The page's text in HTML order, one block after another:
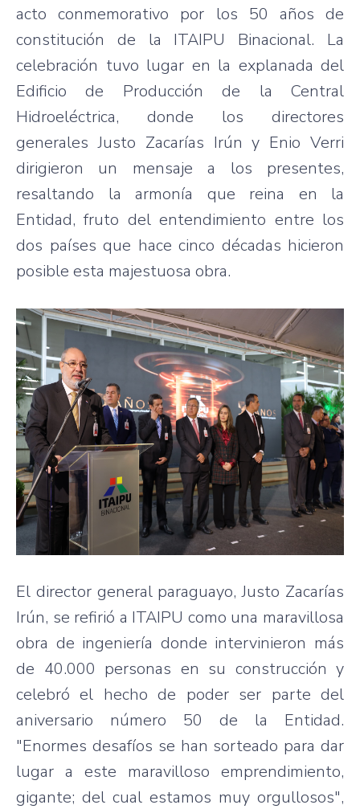
acto conmemorativo por los 50 años de
constitución de la ITAIPU Binacional. La
celebración tuvo lugar en la explanada del
Edificio de Producción de la Central
Hidroeléctrica, donde los directores
generales Justo Zacarías Irún y Enio Verri
dirigieron un mensaje a los presentes,
resaltando la armonía que reina en la
Entidad, fruto del entendimiento entre los
dos países que hace cinco décadas hicieron
posible esta majestuosa obra.
El director general paraguayo, Justo Zacarías
Irún, se refirió a ITAIPU como una maravillosa
obra de ingeniería donde intervinieron más
de 40.000 personas en su construcción y
celebró el hecho de poder ser parte del
aniversario número 50 de la Entidad.
"Enormes desafíos se han sorteado para dar
lugar a este maravilloso emprendimiento,
gigante; del cual estamos muy orgullosos",